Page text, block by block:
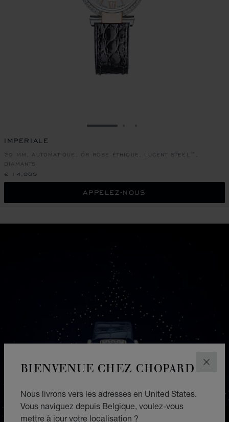
BIENVENUE CHEZ CHOPARD
Nous livrons vers les adresses en United States.
Vous naviguez depuis Belgique, voulez-vous
mettre à jour votre localisation ?
ALLER À LA DIAPOSITIVE 1
IMPERIALE
29 MM, AUTOMATIQUE, OR ROSE ÉTHIQUE, LUCENT STEEL™,
DIAMANTS
€ 14,000
APPELEZ-NOUS